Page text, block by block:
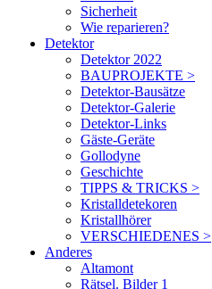
Sicherheit
Wie reparieren?
Detektor
Detektor 2022
BAUPROJEKTE >
Detektor-Bausätze
Detektor-Galerie
Detektor-Links
Gäste-Geräte
Gollodyne
Geschichte
TIPPS & TRICKS >
Kristalldetekoren
Kristallhörer
VERSCHIEDENES >
Anderes
Altamont
Rätsel. Bilder 1